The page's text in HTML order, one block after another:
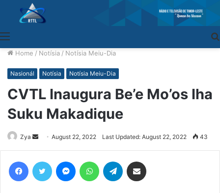
Home / Notísia / Notísia Meiu-Dia
Nasionál Notísia Notísia Meiu-Dia
CVTL Inaugura Be’e Mo’os Iha
Suku Makadique
Zya
Send
an
email
August 22, 2022 Last Updated: August 22, 2022 43